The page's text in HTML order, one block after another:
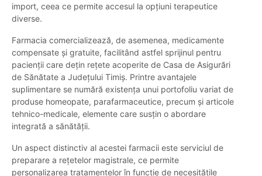
import, ceea ce permite accesul la opțiuni terapeutice
diverse.
Farmacia comercializează, de asemenea, medicamente
compensate și gratuite, facilitând astfel sprijinul pentru
pacienții care dețin rețete acoperite de Casa de Asigurări
de Sănătate a Județului Timiș. Printre avantajele
suplimentare se numără existența unui portofoliu variat de
produse homeopate, parafarmaceutice, precum și articole
tehnico-medicale, elemente care susțin o abordare
integrată a sănătății.
Un aspect distinctiv al acestei farmacii este serviciul de
preparare a rețetelor magistrale, ce permite
personalizarea tratamentelor în funcție de necesitățile